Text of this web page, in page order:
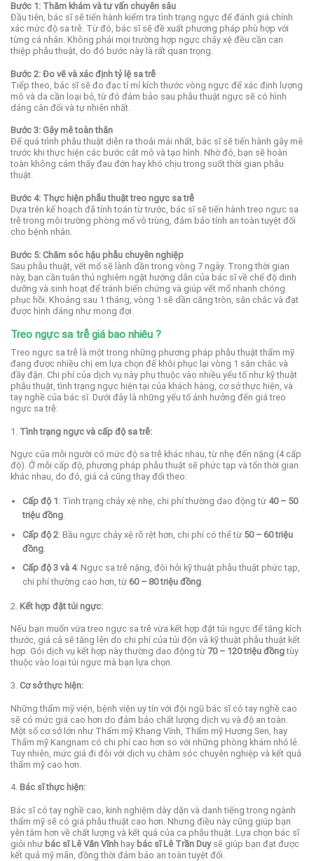
Bước 1: Thăm khám và tư vấn chuyên sâu
Đầu tiên, bác sĩ sẽ tiến hành kiểm tra tình trạng ngực để đánh giá chính
xác mức độ sa trễ. Từ đó, bác sĩ sẽ đề xuất phương pháp phù hợp với
từng cá nhân. Không phải mọi trường hợp ngực chảy xệ đều cần can
thiệp phẫu thuật, do đó bước này là rất quan trọng.
Bước 2: Đo vẽ và xác định tỷ lệ sa trễ
Tiếp theo, bác sĩ sẽ đo đạc tỉ mỉ kích thước vòng ngực để xác định lượng
mô và da cần loại bỏ, từ đó đảm bảo sau phẫu thuật ngực sẽ có hình
dáng cân đối và tự nhiên nhất.
Bước 3: Gây mê toàn thân
Để quá trình phẫu thuật diễn ra thoải mái nhất, bác sĩ sẽ tiến hành gây mê
trước khi thực hiện các bước cắt mô và tạo hình. Nhờ đó, bạn sẽ hoàn
toàn không cảm thấy đau đớn hay khó chịu trong suốt thời gian phẫu
thuật.
Bước 4: Thực hiện phẫu thuật treo ngực sa trễ
Dựa trên kế hoạch đã tính toán từ trước, bác sĩ sẽ tiến hành treo ngực sa
trễ trong môi trường phòng mổ vô trùng, đảm bảo tính an toàn tuyệt đối
cho bệnh nhân.
Bước 5: Chăm sóc hậu phẫu chuyên nghiệp
Sau phẫu thuật, vết mổ sẽ lành dần trong vòng 7 ngày. Trong thời gian
này, bạn cần tuân thủ nghiêm ngặt hướng dẫn của bác sĩ về chế độ dinh
dưỡng và sinh hoạt để tránh biến chứng và giúp vết mổ nhanh chóng
phục hồi. Khoảng sau 1 tháng, vòng 1 sẽ dần căng tròn, săn chắc và đạt
được hình dáng như mong đợi.
Treo ngực sa trễ giá bao nhiêu ?
Treo ngực sa trễ là một trong những phương pháp phẫu thuật thẩm mỹ
đang được nhiều chị em lựa chọn để khôi phục lại vòng 1 săn chắc và
đầy đặn. Chi phí của dịch vụ này phụ thuộc vào nhiều yếu tố như kỹ thuật
phẫu thuật, tình trạng ngực hiện tại của khách hàng, cơ sở thực hiện, và
tay nghề của bác sĩ. Dưới đây là những yếu tố ảnh hưởng đến giá treo
ngực sa trễ:
1. Tình trạng ngực và cấp độ sa trễ:
Ngực của mỗi người có mức độ sa trễ khác nhau, từ nhẹ đến nặng (4 cấp
độ). Ở mỗi cấp độ, phương pháp phẫu thuật sẽ phức tạp và tốn thời gian
khác nhau, do đó, giá cả cũng thay đổi theo:
Cấp độ 1: Tình trạng chảy xệ nhẹ, chi phí thường dao động từ 40 – 50
triệu đồng.
Cấp độ 2: Bầu ngực chảy xệ rõ rệt hơn, chi phí có thể từ 50 – 60 triệu
đồng.
Cấp độ 3 và 4: Ngực sa trễ nặng, đòi hỏi kỹ thuật phẫu thuật phức tạp,
chi phí thường cao hơn, từ 60 – 80 triệu đồng.
2. Kết hợp đặt túi ngực:
Nếu bạn muốn vừa treo ngực sa trễ vừa kết hợp đặt túi ngực để tăng kích
thước, giá cả sẽ tăng lên do chi phí của túi độn và kỹ thuật phẫu thuật kết
hợp. Gói dịch vụ kết hợp này thường dao động từ 70 – 120 triệu đồngtùy
thuộc vào loại túi ngực mà bạn lựa chọn.
3. Cơ sở thực hiện:
Những thẩm mỹ viện, bệnh viện uy tín với đội ngũ bác sĩ có tay nghề cao
sẽ có mức giá cao hơn do đảm bảo chất lượng dịch vụ và độ an toàn.
Một số cơ sở lớn như Thẩm mỹ Khang Vĩnh, Thẩm mỹ Hương Sen, hay
Thẩm mỹ Kangnam có chi phí cao hơn so với những phòng khám nhỏ lẻ.
Tuy nhiên, mức giá đi đôi với dịch vụ chăm sóc chuyên nghiệp và kết quả
thẩm mỹ cao hơn.
4. Bác sĩ thực hiện:
Bác sĩ có tay nghề cao, kinh nghiệm dày dặn và danh tiếng trong ngành
thẩm mỹ sẽ có giá phẫu thuật cao hơn. Nhưng điều này cũng giúp bạn
yên tâm hơn về chất lượng và kết quả của ca phẫu thuật. Lựa chọn bác sĩ
giỏi như bác sĩ Lê Văn Vĩnh hay bác sĩ Lê Trần Duysẽ giúp bạn đạt được
kết quả mỹ mãn, đồng thời đảm bảo an toàn tuyệt đối.